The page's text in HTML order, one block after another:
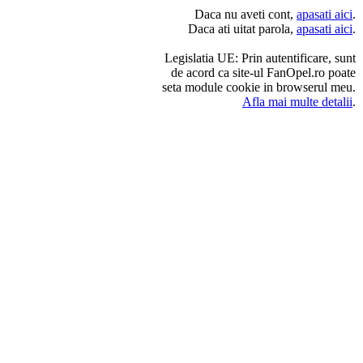
Daca nu aveti cont, apasati aici.
Daca ati uitat parola, apasati aici.
Legislatia UE: Prin autentificare, sunt
de acord ca site-ul FanOpel.ro poate
seta module cookie in browserul meu.
Afla mai multe detalii.